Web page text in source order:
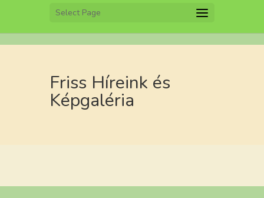
Select Page
Friss Híreink és
Képgaléria